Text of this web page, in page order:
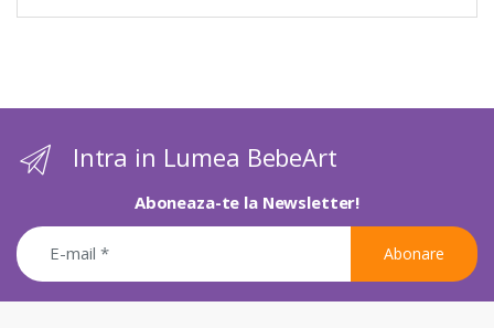
Intra in Lumea BebeArt
Aboneaza-te la Newsletter!
Abonare